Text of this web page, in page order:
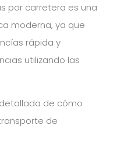
por carretera es una
moderna, ya que
rápida y
utilizando las
de cómo
de